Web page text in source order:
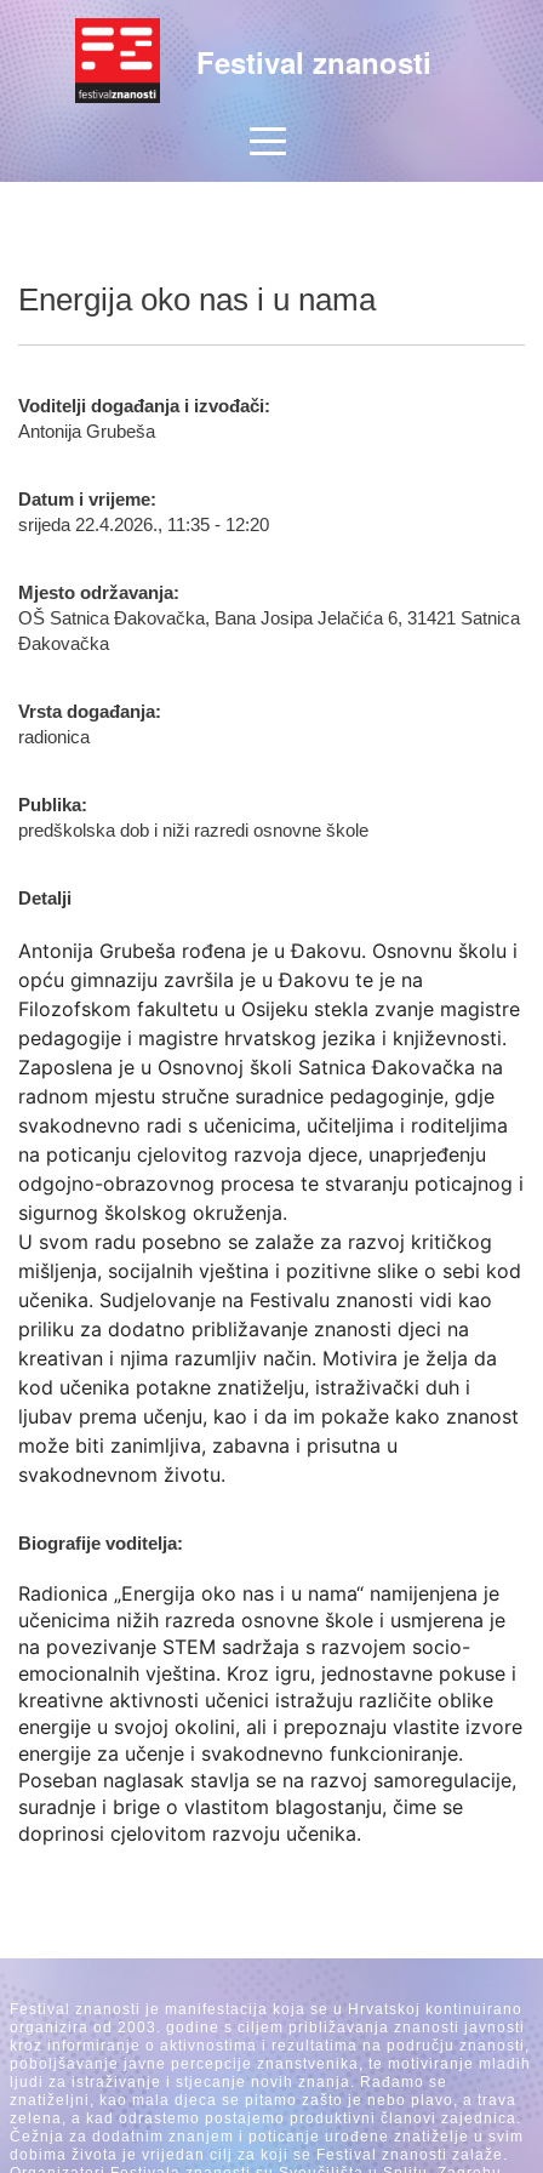
Festival znanosti
Energija oko nas i u nama
Voditelji događanja i izvođači:
Antonija Grubeša
Datum i vrijeme:
srijeda 22.4.2026., 11:35 - 12:20
Mjesto održavanja:
OŠ Satnica Đakovačka, Bana Josipa Jelačića 6, 31421 Satnica
Đakovačka
Vrsta događanja:
radionica
Publika:
predškolska dob i niži razredi osnovne škole
Detalji
Antonija Grubeša rođena je u Đakovu. Osnovnu školu i
opću gimnaziju završila je u Đakovu te je na
Filozofskom fakultetu u Osijeku stekla zvanje magistre
pedagogije i magistre hrvatskog jezika i književnosti.
Zaposlena je u Osnovnoj školi Satnica Đakovačka na
radnom mjestu stručne suradnice pedagoginje, gdje
svakodnevno radi s učenicima, učiteljima i roditeljima
na poticanju cjelovitog razvoja djece, unaprjeđenju
odgojno-obrazovnog procesa te stvaranju poticajnog i
sigurnog školskog okruženja.
U svom radu posebno se zalaže za razvoj kritičkog
mišljenja, socijalnih vještina i pozitivne slike o sebi kod
učenika. Sudjelovanje na Festivalu znanosti vidi kao
priliku za dodatno približavanje znanosti djeci na
kreativan i njima razumljiv način. Motivira je želja da
kod učenika potakne znatiželju, istraživački duh i
ljubav prema učenju, kao i da im pokaže kako znanost
može biti zanimljiva, zabavna i prisutna u
svakodnevnom životu.
Biografije voditelja:
Radionica „Energija oko nas i u nama“ namijenjena je
učenicima nižih razreda osnovne škole i usmjerena je
na povezivanje STEM sadržaja s razvojem socio-
emocionalnih vještina. Kroz igru, jednostavne pokuse i
kreativne aktivnosti učenici istražuju različite oblike
energije u svojoj okolini, ali i prepoznaju vlastite izvore
energije za učenje i svakodnevno funkcioniranje.
Poseban naglasak stavlja se na razvoj samoregulacije,
suradnje i brige o vlastitom blagostanju, čime se
doprinosi cjelovitom razvoju učenika.
Festival znanosti je manifestacija koja se u Hrvatskoj kontinuirano
organizira od 2003. godine s ciljem približavanja znanosti javnosti
kroz informiranje o aktivnostima i rezultatima na području znanosti,
poboljšavanje javne percepcije znanstvenika, te motiviranje mladih
ljudi za istraživanje i stjecanje novih znanja. Rađamo se
znatiželjni, kao mala djeca se pitamo zašto je nebo plavo, a trava
zelena, a kad odrastemo postajemo produktivni članovi zajednica.
Čežnja za dodatnim znanjem i poticanje urođene znatiželje u svim
dobima života je vrijedan cilj za koji se Festival znanosti zalaže.